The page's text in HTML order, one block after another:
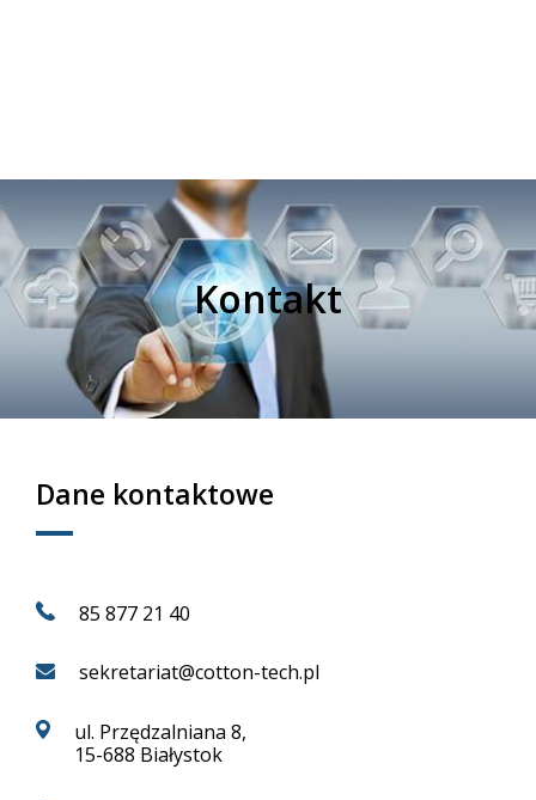
Kontakt
Dane kontaktowe
85 877 21 40
sekretariat@cotton-tech.pl
ul. Przędzalniana 8,
15-688 Białystok